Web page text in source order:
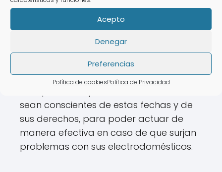
Acepto
Denegar
Preferencias
Política de cookiesPolítica de Privacidad
normativa actual. Este cambio es un
gran avance para los derechos de los
consumidores, ya que proporciona un
marco legal más sólido para las
sean conscientes de estas fechas y de
sus derechos, para poder actuar de
manera efectiva en caso de que surjan
problemas con sus electrodomésticos.